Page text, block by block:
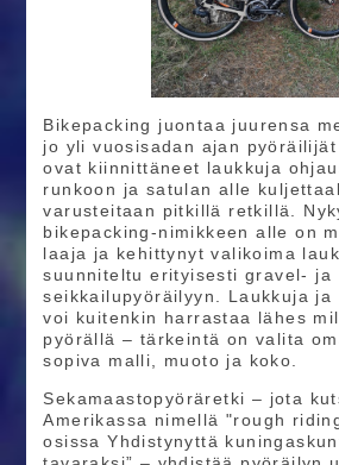
Bikepacking juontaa juurensa
jo yli vuosisadan ajan
ovat kiinnittäneet laukkuja
runkoon ja satulan alle
varusteitaan pitkillä retkillä.
bikepacking-nimikkeen alle on
laaja ja kehittynyt valikoima
suunniteltu erityisesti gravel- ja
seikkailupyöräilyyn. Laukkuja ja
voi kuitenkin harrastaa lähes
pyörällä – tärkeintä on valita
sopiva malli, muoto ja koko.
Sekamaastopyöräretki – jota
Amerikassa nimellä "rough
osissa Yhdistynyttä